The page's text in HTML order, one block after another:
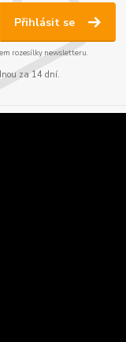
Přihlásit se
rozesílky newsletteru.
za 14 dní.